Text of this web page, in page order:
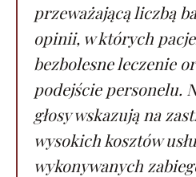
przeważającą liczbą
opinii, w których
bezbolesne leczenie
podejście personelu.
głosy wskazują na
wysokich kosztów
wykonywanych